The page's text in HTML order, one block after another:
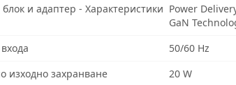
и адаптер - Характеристики Power
GaN
50/60 Hz
изходно захранване
20 W